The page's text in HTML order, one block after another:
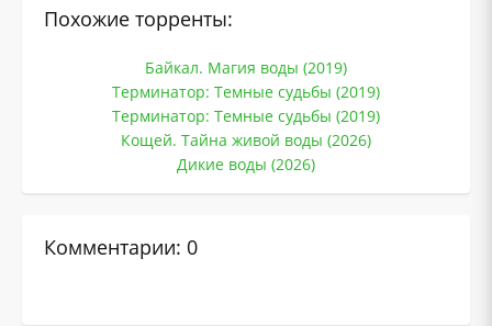
Похожие торренты:
Байкал. Магия воды (2019)
Терминатор: Темные судьбы (2019)
Терминатор: Темные судьбы (2019)
Кощей. Тайна живой воды (2026)
Дикие воды (2026)
Комментарии: 0